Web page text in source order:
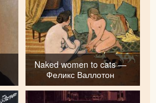
Naked women to cats —
Феликс Валлотон